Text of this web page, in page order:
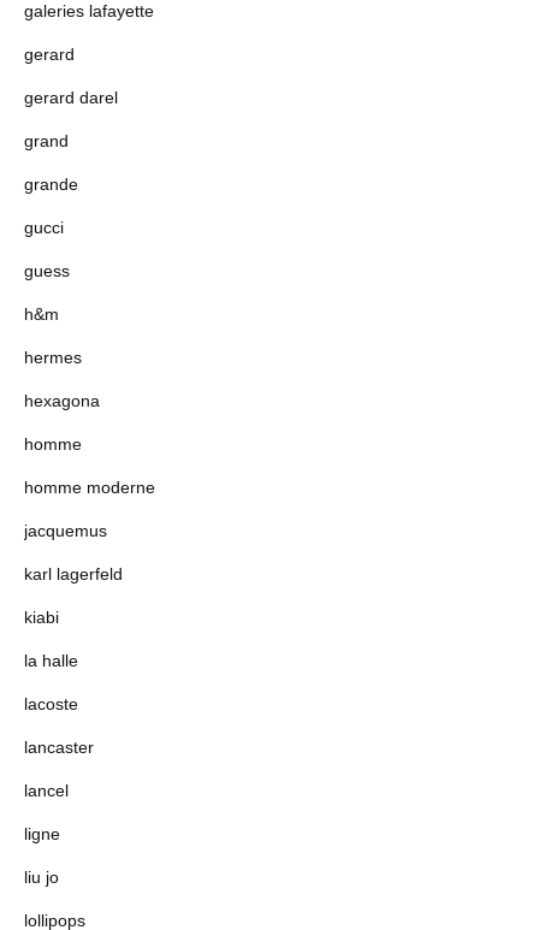
galeries lafayette
gerard
gerard darel
grand
grande
gucci
guess
h&m
hermes
hexagona
homme
homme moderne
jacquemus
karl lagerfeld
kiabi
la halle
lacoste
lancaster
lancel
ligne
liu jo
lollipops